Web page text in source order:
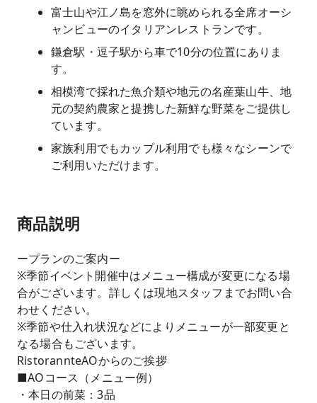
富士山や江ノ島を窓外に眺められる全席オーシ
ャンビューのイタリアンレストランです。
鎌倉駅・逗子駅から車で10分の位置にありま
す。
相模湾で採れた魚介類や地元の名産葉山牛、地
元の契約農家と提携した新鮮な野菜をご提供し
ています。
家族利用でもカップル利用でも様々なシーンで
ご利用いただけます。
商品説明
ープランのご案内ー
※季節イベント開催中はメニュー構成が変更になる場
合がございます。詳しくは現地スタッフまでお問い合
わせください。
※季節や仕入れ状況などによりメニューが一部変更と
なる場合もございます。
RistorannteAOからのご挨拶
■AOコース（メニュー例）
・本日の前菜：3品